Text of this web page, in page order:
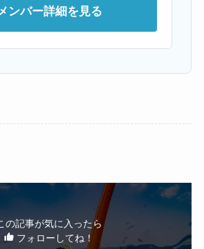
ンバー詳細を見る
の記事が気に入ったら
フォローしてね！